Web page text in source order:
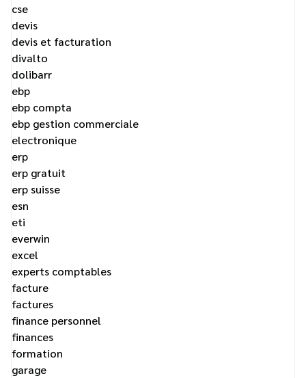
cse
devis
devis et facturation
divalto
dolibarr
ebp
ebp compta
ebp gestion commerciale
electronique
erp
erp gratuit
erp suisse
esn
eti
everwin
excel
experts comptables
facture
factures
finance personnel
finances
formation
garage